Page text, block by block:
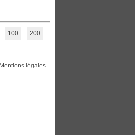
100 200
Mentions légales